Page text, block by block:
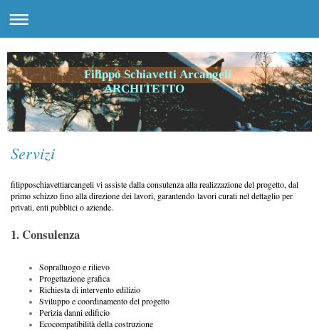
Filippo Schiavetti Arcangeli
ARCHITETTO
Servizi
filipposchiavettiarcangeli vi assiste dalla consulenza alla realizzazione del progetto, dal
primo schizzo fino alla direzione dei lavori , garantendo lavori curati nel dettaglio per
privati, enti pubblici o aziende.
1. Consulenza
Sopralluogo e rilievo
Progettazione grafica
Richiesta di intervento edilizio
Sviluppo e coordinamento del progetto
Perizia danni edificio
Ecocompatibilità della costruzione